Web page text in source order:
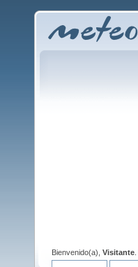
Bienvenido(a), Visitante